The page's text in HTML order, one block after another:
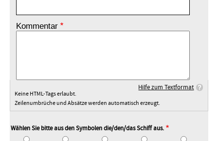
Kommentar
Hilfe zum Textformat
Keine HTML-Tags erlaubt.
Zeilenumbrüche und Absätze werden automatisch erzeugt.
Wählen Sie bitte aus den Symbolen die/den/das Schiff aus.